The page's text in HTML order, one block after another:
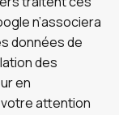
n’associera
données de
des
en
attention